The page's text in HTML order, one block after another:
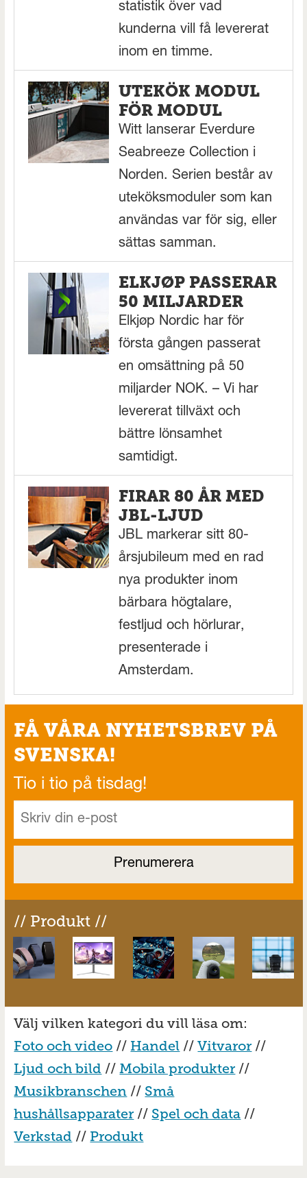
statistik över vad
kunderna vill få levererat
inom en timme.
UTEKÖK MODUL
FÖR MODUL
Witt lanserar Everdure
Seabreeze Collection i
Norden. Serien består av
uteköksmoduler som kan
användas var för sig, eller
sättas samman.
ELKJØP PASSERAR
50 MILJARDER
Elkjøp Nordic har för
första gången passerat
en omsättning på 50
miljarder NOK. – Vi har
levererat tillväxt och
bättre lönsamhet
samtidigt.
FIRAR 80 ÅR MED
JBL-LJUD
JBL markerar sitt 80-
årsjubileum med en rad
nya produkter inom
bärbara högtalare,
festljud och hörlurar,
presenterade i
Amsterdam.
FÅ VÅRA NYHETSBREV PÅ
SVENSKA!
Tio i tio på tisdag!
// Produkt //
Välj vilken kategori du vill läsa om:
Foto och video // Handel //Vitvaror //
Ljud och bild //Mobila produkter //
Musikbranschen // Små
hushållsapparater // Spel och data //
Verkstad // Produkt